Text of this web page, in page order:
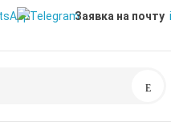
Заявка на почту